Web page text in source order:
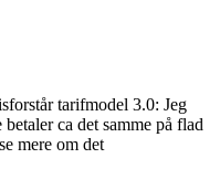
tarifmodel 3.0: Jeg
ca det samme på flad
mere om det